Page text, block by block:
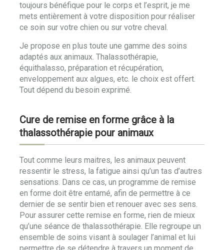
toujours bénéfique pour le corps et l’esprit, je me
mets entièrement à votre disposition pour réaliser
ce soin sur votre chien ou sur votre cheval.
Je propose en plus toute une gamme des soins
adaptés aux animaux. Thalassothérapie,
équithalasso, préparation et récupération,
enveloppement aux algues, etc. le choix est offert.
Tout dépend du besoin exprimé.
Cure de remise en forme grâce à la
thalassothérapie pour animaux
Tout comme leurs maitres, les animaux peuvent
ressentir le stress, la fatigue ainsi qu’un tas d’autres
sensations. Dans ce cas, un programme de remise
en forme doit être entamé, afin de permettre à ce
dernier de se sentir bien et renouer avec ses sens.
Pour assurer cette remise en forme, rien de mieux
qu’une séance de thalassothérapie. Elle regroupe un
ensemble de soins visant à soulager l’animal et lui